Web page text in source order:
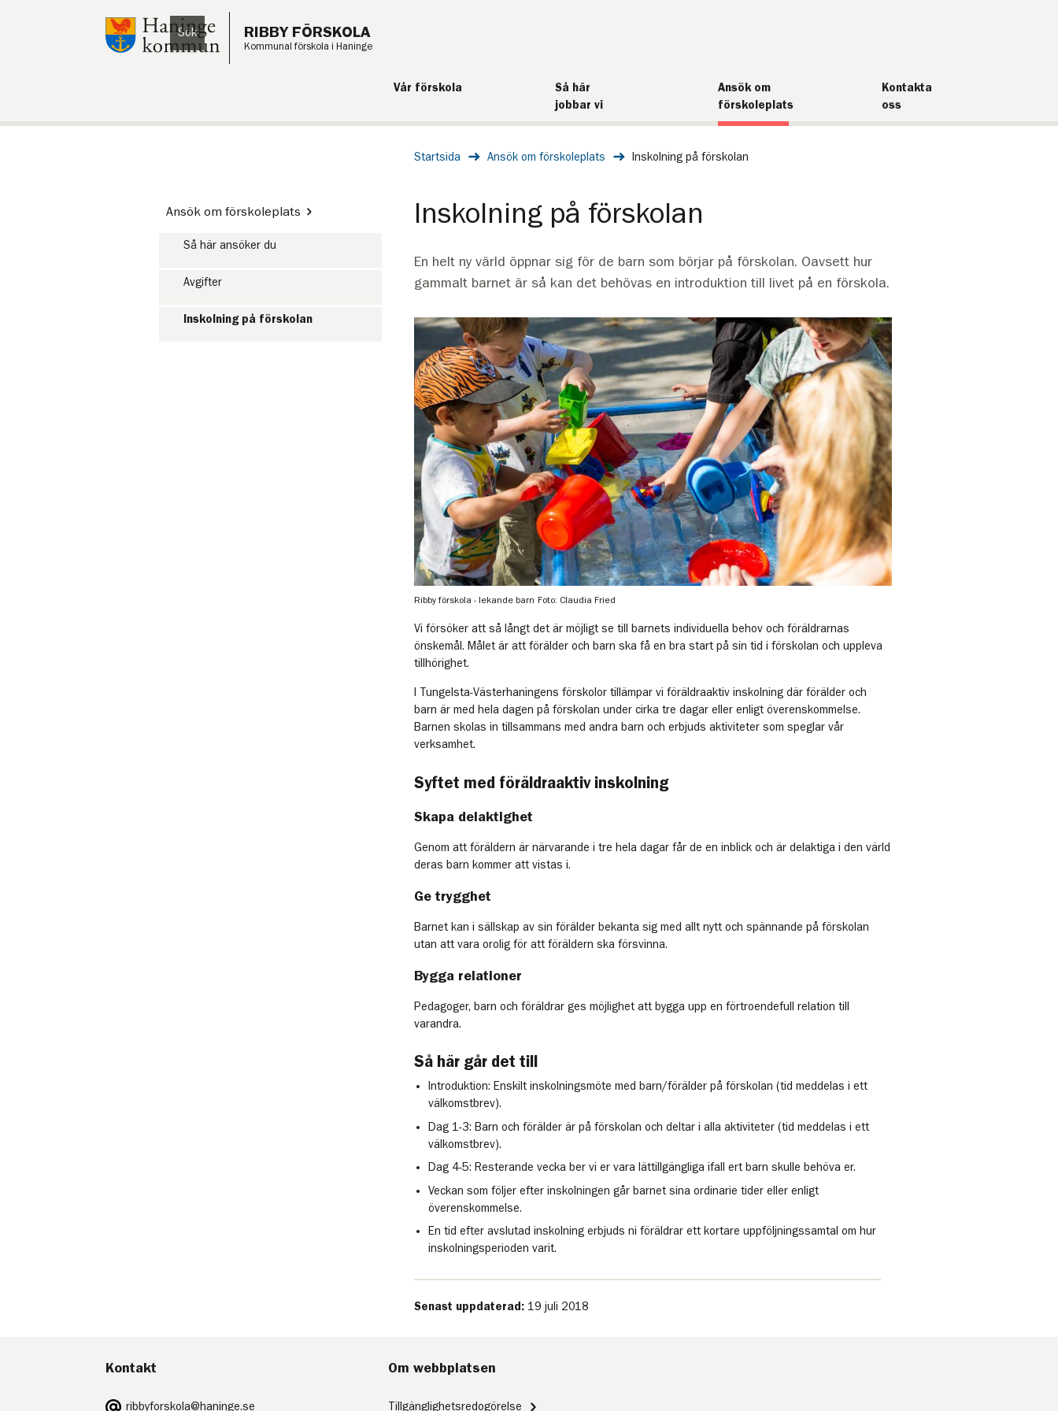
Till innehåll på sidan
RIBBY FÖRSKOLA
Kommunal förskola i Haninge
Lyssna Sök
Vår förskola
Så här
jobbar vi
Ansök om
förskoleplats
Kontakta
oss
Startsida Ansök om förskoleplats Inskolning på förskolan
Ansök om förskoleplats
Så här ansöker du
Avgifter
Inskolning på förskolan
Inskolning på förskolan
En helt ny värld öppnar sig för de barn som börjar på förskolan. Oavsett hur
gammalt barnet är så kan det behövas en introduktion till livet på en förskola.
Ribby förskola - lekande barn Foto: Claudia Fried
Vi försöker att så långt det är möjligt se till barnets individuella behov och föräldrarnas
önskemål. Målet är att förälder och barn ska få en bra start på sin tid i förskolan och uppleva
tillhörighet.
I Tungelsta-Västerhaningens förskolor tillämpar vi föräldraaktiv inskolning där förälder och
barn är med hela dagen på förskolan under cirka tre dagar eller enligt överenskommelse.
Barnen skolas in tillsammans med andra barn och erbjuds aktiviteter som speglar vår
verksamhet.
Syftet med föräldraaktiv inskolning
Skapa delaktighet
Genom att föräldern är närvarande i tre hela dagar får de en inblick och är delaktiga i den värld
deras barn kommer att vistas i.
Ge trygghet
Barnet kan i sällskap av sin förälder bekanta sig med allt nytt och spännande på förskolan
utan att vara orolig för att föräldern ska försvinna.
Bygga relationer
Pedagoger, barn och föräldrar ges möjlighet att bygga upp en förtroendefull relation till
varandra.
Så här går det till
Introduktion: Enskilt inskolningsmöte med barn/förälder på förskolan (tid meddelas i ett
välkomstbrev).
Dag 1-3: Barn och förälder är på förskolan och deltar i alla aktiviteter (tid meddelas i ett
välkomstbrev).
Dag 4-5: Resterande vecka ber vi er vara lättillgängliga ifall ert barn skulle behöva er.
Veckan som följer efter inskolningen går barnet sina ordinarie tider eller enligt
överenskommelse.
En tid efter avslutad inskolning erbjuds ni föräldrar ett kortare uppföljningssamtal om hur
inskolningsperioden varit.
Senast uppdaterad: 19 juli 2018
Kontakt
E-
ribbyforskola@haninge.se
Om webbplatsen
Tillgänglighetsredogörelse